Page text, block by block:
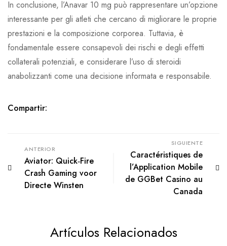
In conclusione, l’Anavar 10 mg può rappresentare un’opzione
interessante per gli atleti che cercano di migliorare le proprie
prestazioni e la composizione corporea. Tuttavia, è
fondamentale essere consapevoli dei rischi e degli effetti
collaterali potenziali, e considerare l’uso di steroidi
anabolizzanti come una decisione informata e responsabile.
Compartir:
ANTERIOR
Aviator: Quick‑Fire
Crash Gaming voor
Directe Winsten
SIGUIENTE
Caractéristiques de
l’Application Mobile
de GGBet Casino au
Canada
Artículos Relacionados